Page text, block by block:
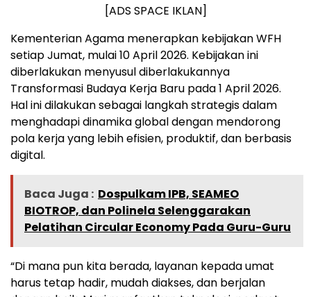
[ADS SPACE IKLAN]
Kementerian Agama menerapkan kebijakan WFH
setiap Jumat, mulai 10 April 2026. Kebijakan ini
diberlakukan menyusul diberlakukannya
Transformasi Budaya Kerja Baru pada 1 April 2026.
Hal ini dilakukan sebagai langkah strategis dalam
menghadapi dinamika global dengan mendorong
pola kerja yang lebih efisien, produktif, dan berbasis
digital.
Baca Juga : Dospulkam IPB, SEAMEO
BIOTROP, dan Polinela Selenggarakan
Pelatihan Circular Economy Pada Guru-Guru
“Di mana pun kita berada, layanan kepada umat
harus tetap hadir, mudah diakses, dan berjalan